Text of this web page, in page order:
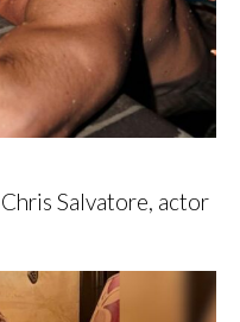
Salvatore, actor